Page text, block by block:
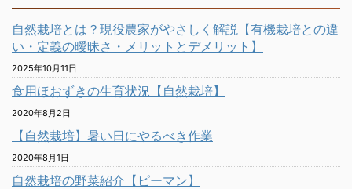
自然栽培とは？現役農家がやさしく解説【有機栽培との違
い・定義の曖昧さ・メリットとデメリット】
2025年10月11日
食用ほおずきの生育状況【自然栽培】
2020年8月2日
【自然栽培】暑い日にやるべき作業
2020年8月1日
自然栽培の野菜紹介【ピーマン】